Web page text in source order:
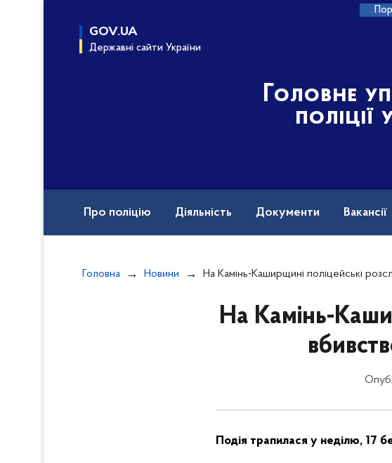
GOV.UA
Державні сайти України
Головне
Про поліцію Діяльність Документи Вакансії
Головна Новини На Камінь-Каширщині поліцейські розслідують вбивство через
На Камінь-
Подія трапилася у неділю, 17